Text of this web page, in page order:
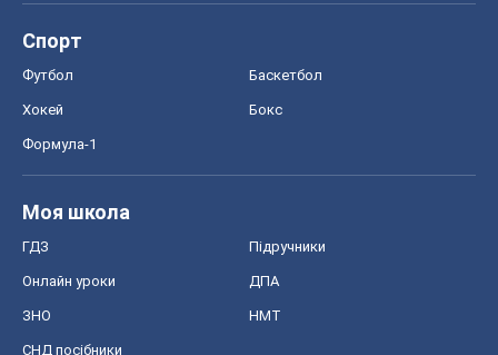
Спорт
Футбол Баскетбол
Хокей Бокс
Формула-1
Моя школа
ГДЗ Підручники
Онлайн уроки ДПА
ЗНО НМТ
СНД посібники